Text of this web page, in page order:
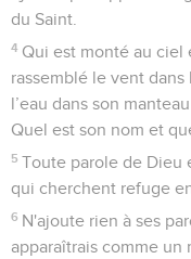
du Saint.
4 Qui est monté au ciel
rassemblé le vent dans
l’eau dans son
Quel est son nom et
5 Toute parole de Dieu
qui cherchent refuge
6 N'ajoute rien à ses
apparaîtrais comme un